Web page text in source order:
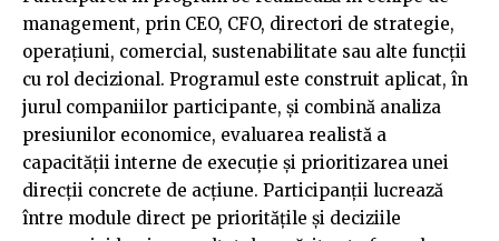
management, prin CEO, CFO, directori de strategie,
operațiuni, comercial, sustenabilitate sau alte funcții
cu rol decizional. Programul este construit aplicat, în
jurul companiilor participante, și combină analiza
presiunilor economice, evaluarea realistă a
capacității interne de execuție și prioritizarea unei
direcții concrete de acțiune. Participanții lucrează
între module direct pe prioritățile și deciziile